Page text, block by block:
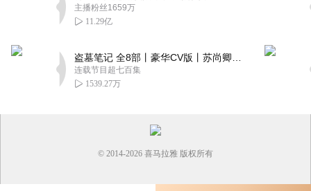
主播粉丝1659万
11.29亿
连载节目超七百集
1539.27万
© 2014-2026 喜马拉雅 版权所有